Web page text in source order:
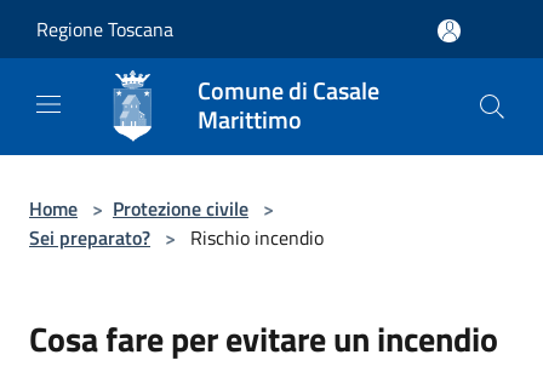
Regione Toscana
Comune di Casale
Marittimo
Home > Protezione civile >
Sei preparato? > Rischio incendio
Cosa fare per evitare un incendio